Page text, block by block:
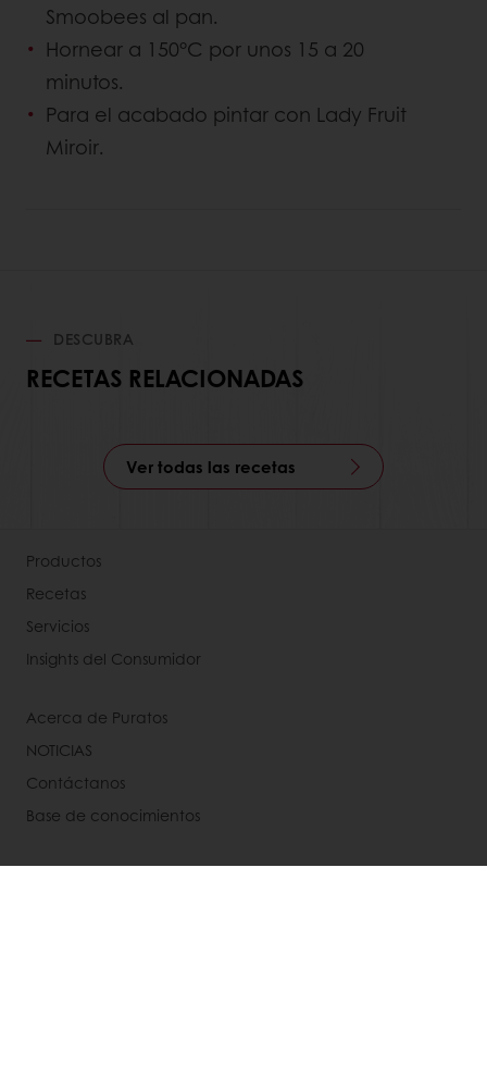
Smoobees al pan.
Hornear a 150°C por unos 15 a 20
minutos.
Para el acabado pintar con Lady Fruit
Miroir.
DESCUBRA
RECETAS RELACIONADAS
Ver todas las recetas
Productos
Recetas
Servicios
Insights del Consumidor
Acerca de Puratos
NOTICIAS
Contáctanos
Base de conocimientos